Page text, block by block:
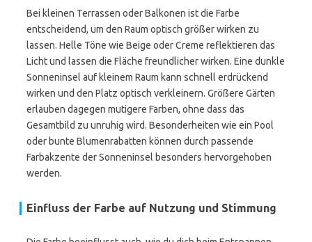
Bei kleinen Terrassen oder Balkonen ist die Farbe
entscheidend, um den Raum optisch größer wirken zu
lassen. Helle Töne wie Beige oder Creme reflektieren das
Licht und lassen die Fläche freundlicher wirken. Eine dunkle
Sonneninsel auf kleinem Raum kann schnell erdrückend
wirken und den Platz optisch verkleinern. Größere Gärten
erlauben dagegen mutigere Farben, ohne dass das
Gesamtbild zu unruhig wird. Besonderheiten wie ein Pool
oder bunte Blumenrabatten können durch passende
Farbakzente der Sonneninsel besonders hervorgehoben
werden.
Einfluss der Farbe auf Nutzung und Stimmung